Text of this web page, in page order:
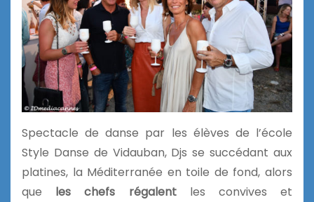
Spectacle de danse par les élèves de l’école
Style Danse de Vidauban, Djs se succédant aux
platines, la Méditerranée en toile de fond, alors
que les chefs régalentles convives et